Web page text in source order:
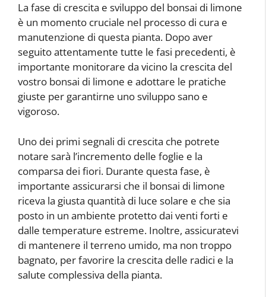
La fase di crescita e sviluppo del bonsai di limone
è un momento cruciale nel processo di cura e
manutenzione di questa pianta. Dopo aver
seguito attentamente tutte le fasi precedenti, è
importante monitorare da vicino la crescita del
vostro bonsai di limone e adottare le pratiche
giuste per garantirne uno sviluppo sano e
vigoroso.
Uno dei primi segnali di crescita che potrete
notare sarà l’incremento delle foglie e la
comparsa dei fiori. Durante questa fase, è
importante assicurarsi che il bonsai di limone
riceva la giusta quantità di luce solare e che sia
posto in un ambiente protetto dai venti forti e
dalle temperature estreme. Inoltre, assicuratevi
di mantenere il terreno umido, ma non troppo
bagnato, per favorire la crescita delle radici e la
salute complessiva della pianta.